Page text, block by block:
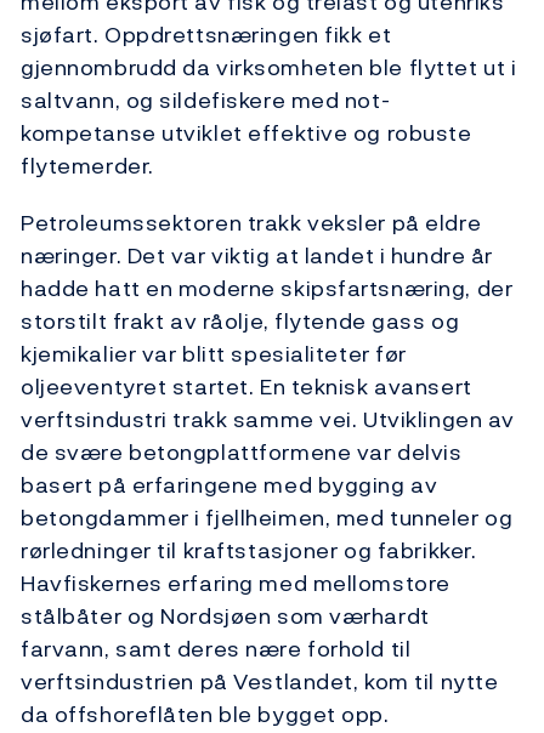
sjøfart. Oppdrettsnæringen fikk et
gjennombrudd da virksomheten ble flyttet ut i
saltvann, og sildefiskere med not-
kompetanse utviklet effektive og robuste
flytemerder.
Petroleumssektoren trakk veksler på eldre
næringer. Det var viktig at landet i hundre år
hadde hatt en moderne skipsfartsnæring, der
storstilt frakt av råolje, flytende gass og
kjemikalier var blitt spesialiteter før
oljeeventyret startet. En teknisk avansert
verftsindustri trakk samme vei. Utviklingen av
de svære betongplattformene var delvis
basert på erfaringene med bygging av
betongdammer i fjellheimen, med tunneler og
rørledninger til kraftstasjoner og fabrikker.
Havfiskernes erfaring med mellomstore
stålbåter og Nordsjøen som værhardt
farvann, samt deres nære forhold til
verftsindustrien på Vestlandet, kom til nytte
da offshoreflåten ble bygget opp.